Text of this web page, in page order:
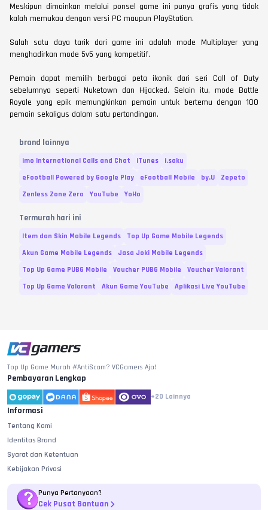
Meskipun dimainkan melalui ponsel game ini punya grafis yang tidak
kalah memukau dengan versi PC maupun PlayStation.
Salah satu daya tarik dari game ini adalah mode Multiplayer yang
menghadirkan mode 5v5 yang kompetitif.
Pemain dapat memilih berbagai peta ikonik dari seri Call of Duty
sebelumnya seperti Nuketown dan Hijacked. Selain itu, mode Battle
Royale yang epik memungkinkan pemain untuk bertemu dengan 100
pemain sekaligus dalam satu pertandingan.
brand lainnya
imo International Calls and Chat iTunes
i.saku
eFootball Powered by Google Play
eFootball Mobile by.U
Zepeto
Zenless Zone Zero
YouTube YoHo
Termurah hari ini
Item dan Skin Mobile Legends
Top Up Game Mobile Legends
Akun Game Mobile Legends
Jasa Joki Mobile Legends
Top Up Game PUBG Mobile
Voucher PUBG Mobile
Voucher Valorant
Top Up Game Valorant
Akun Game YouTube Aplikasi Live YouTube
Top Up Game Murah #AntiScam? VCGamers Aja!
Pembayaran Lengkap
+20 Lainnya
Informasi
Tentang Kami
Identitas Brand
Syarat dan Ketentuan
Kebijakan Privasi
Punya Pertanyaan?
Cek Pusat Bantuan